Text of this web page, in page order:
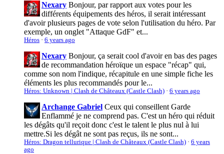
Nexary Bonjour, par rapport aux votes pour les
différents équipements des héros, il serait intéressant
d'avoir plusieurs pages de vote selon l'utilisation du héro. Par
exemple, un onglet "Attaque GdF" et...
Héros · 6 years ago
Nexary Bonjour, ça serait cool d'avoir en bas des pages
de recommandation héroïque un espace "récap" qui,
comme son nom l'indique, récapitule en une simple fiche les
éléments les plus recommandés pour le...
Héros: Unknown | Clash de Châteaux (Castle Clash) · 6 years ago
Archange Gabriel Ceux qui conseillent Garde
Enflammé je ne comprend pas. C'est un héro qui réduit
les dégâts qu'il reçoit donc c'est le talent le plus nul à lui
mettre.Si les dégât ne sont pas reçus, ils ne sont...
Héros: Dragon tellurique | Clash de Châteaux (Castle Clash) · 6 years
ago